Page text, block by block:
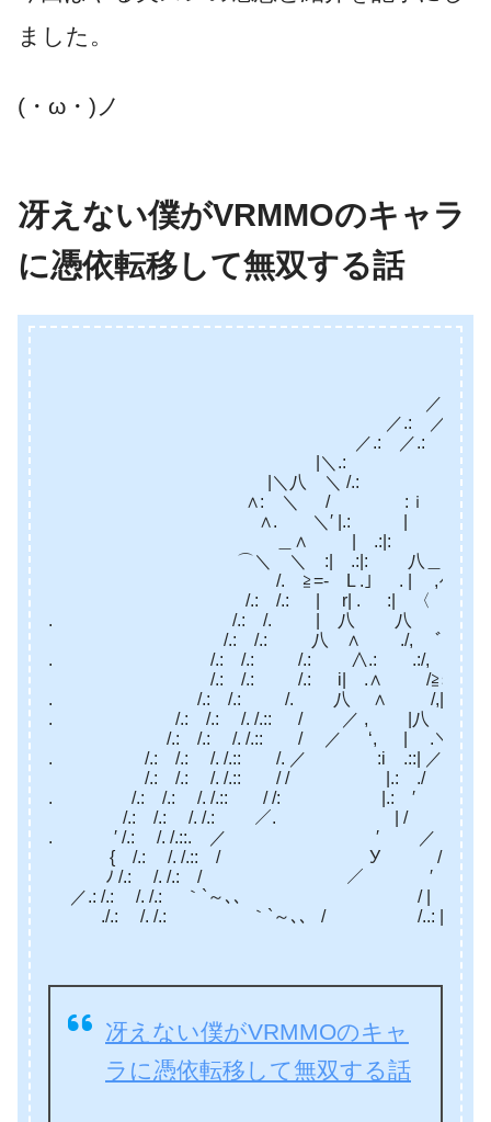
ました。
(・ω・)ノ
冴えない僕がVRMMOのキャラ
に憑依転移して無双する話
_ -…-
_ – ￣ _…､､､ ｀
／.:
／.: ／
／.: ／.: /
|＼.: /
|＼八 ＼ /.: ｉ
∧: ＼ / :ｉ :|
∧. ＼′ |.: | :| |.:
＿∧ | .:|: :|”^~￣.:八.:
⌒＼ ＼ :| .:|: 八＿＿| レ
/. ≧=- L .」￣. |￣ ,ｨf灯ﾊ ￣
/.: /.: | r| . :| 〈 うiJi}
. /.: /. | 八 八 ゞ＾’ ,
/.: /.: 八 ∧ ./, ﾞﾞﾞﾞ r .
. /.: /.: /.: ∧.: .:/, |
/.: /.: /.: i| .∧ /≧s｡. 乂
. /.: /.: /. 八 ∧ /,|/. ≧=-
. /.: /.: /. /.:: / ／ , |八
/.: /.: /. /.:: / ／ ‘, | .＼＿＿
. /.: /.: /. /.:: /. ／ :i .::| ／￣＼＼
/.: /.: /. /.:: / / |.: ./ ￣＼/_､
. /.: /.: /. /.:: / /: |.: ′ r
/.: /.: /. /.: ／. | / .ﾉ_ﾉ
. ′ /.: /. /.::. ／ ′
{ /.: /. /.:: / У
ﾉ /.: /. /.: /
／.: /.: /. /.: ｀`～
./.: /. /.: ｀`～､、
冴えない僕がVRMMOのキャ
ラに憑依転移して無双する話